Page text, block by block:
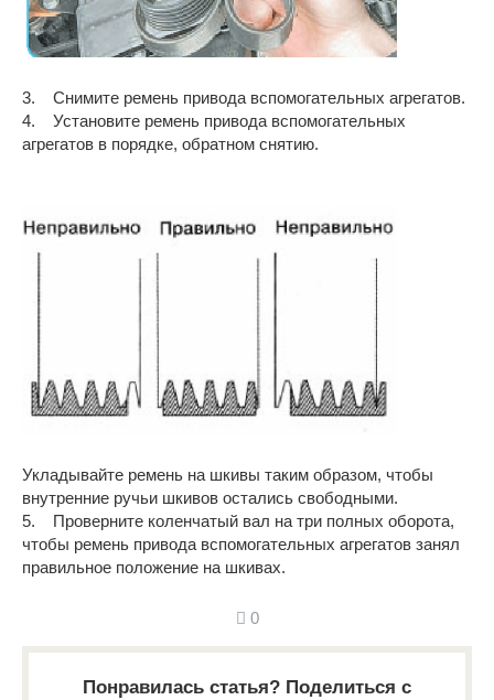
3. Снимите ремень привода вспомогательных агрегатов.
4. Установите ремень привода вспомогательных
агрегатов в порядке, обратном снятию.
Укладывайте ремень на шкивы таким образом, чтобы
внутренние ручьи шкивов остались свободными.
5. Проверните коленчатый вал на три полных оборота,
чтобы ремень привода вспомогательных агрегатов занял
правильное положение на шкивах.
0
Понравилась статья? Поделиться с